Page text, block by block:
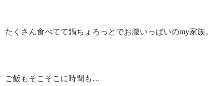
たくさん食べてて鍋ちょろっとでお腹いっぱいのmy家族。
ご飯もそこそこに時間も…